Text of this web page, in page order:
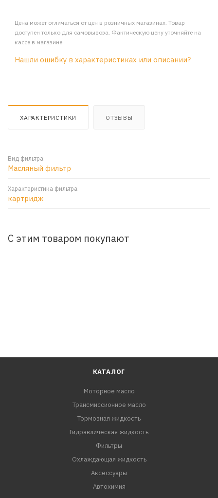
Цена может отличаться от цен в розничных магазинах. Товар
доступен только для самовывоза. Фактическую цену уточняйте на
кассе в магазине
Нашли ошибку в характеристиках или описании?
ХАРАКТЕРИСТИКИ ОТЗЫВЫ
Вид фильтра
Масляный фильтр
Характеристика фильтра
картридж
С этим товаром покупают
КАТАЛОГ
Моторное масло
Трансмиссионное масло
Тормозная жидкость
Гидравлическая жидкость
Фильтры
Охлаждающая жидкость
Аксессуары
Автохимия